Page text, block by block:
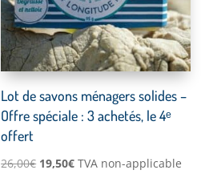
Lot de savons ménagers solides –
Offre spéciale : 3 achetés, le 4ᵉ
offert
26,00€ Le
19,50€Le
TVA non-applicable